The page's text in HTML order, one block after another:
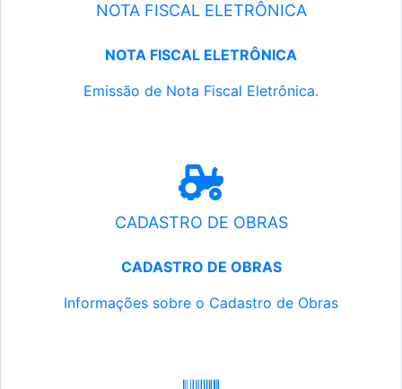
NOTA FISCAL ELETRÔNICA
NOTA FISCAL ELETRÔNICA
Emissão de Nota Fiscal Eletrônica.
CADASTRO DE OBRAS
CADASTRO DE OBRAS
Informações sobre o Cadastro de Obras